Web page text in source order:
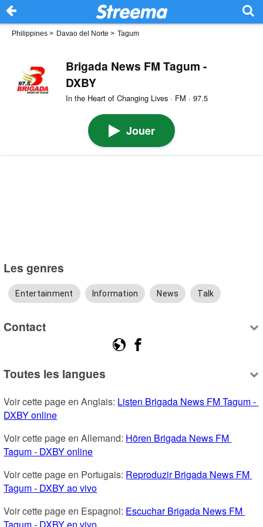
Philippines > Davao del Norte > Tagum
Brigada News FM Tagum -
DXBY
In the Heart of Changing Lives · FM · 97.5
Jouer
Les genres
Entertainment Information News Talk
Contact
Toutes les langues
Voir cette page en Anglais: Listen Brigada News FM Tagum -
DXBY online
Voir cette page en Allemand: Hören Brigada News FM
Tagum - DXBY online
Voir cette page en Portugais: Reproduzir Brigada News FM
Tagum - DXBY ao vivo
Voir cette page en Espagnol: Escuchar Brigada News FM
Tagum - DXBY en vivo